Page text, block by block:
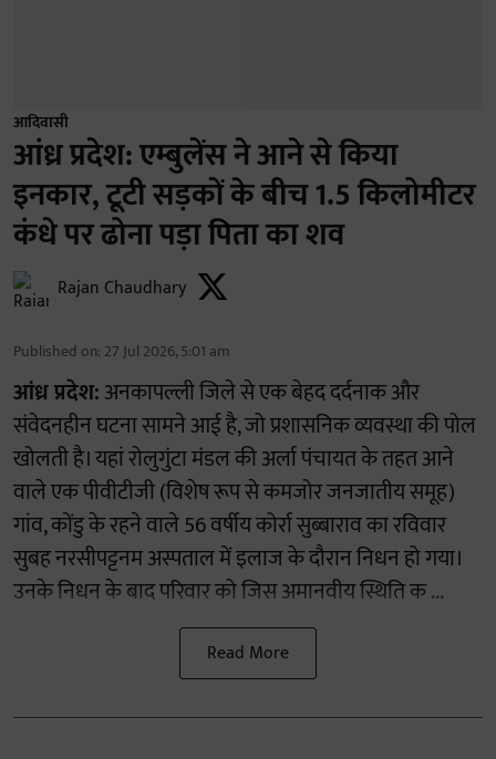
आदिवासी
आंध्र प्रदेश: एम्बुलेंस ने आने से किया
इनकार, टूटी सड़कों के बीच 1.5 किलोमीटर
कंधे पर ढोना पड़ा पिता का शव
Rajan Chaudhary
Published on: 27 Jul 2026, 5:01 am
आंध्र प्रदेश:अनकापल्ली जिले से एक बेहद दर्दनाक और
संवेदनहीन घटना सामने आई है, जो प्रशासनिक व्यवस्था की पोल
खोलती है। यहां रोलुगुंटा मंडल की अर्ला पंचायत के तहत आने
वाले एक पीवीटीजी (विशेष रूप से कमजोर जनजातीय समूह)
गांव, कोंडु के रहने वाले 56 वर्षीय कोर्रा सुब्बाराव का रविवार
सुबह नरसीपट्टनम अस्पताल में इलाज के दौरान निधन हो गया।
उनके निधन के बाद परिवार को जिस अमानवीय स्थिति क ...
Read More